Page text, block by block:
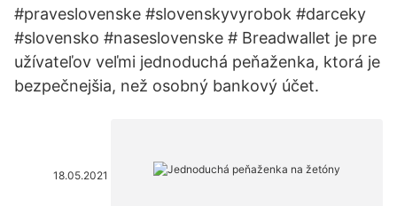
#praveslovenske #slovenskyvyrobok #darceky
#slovensko #naseslovenske # Breadwallet je pre
užívateľov veľmi jednoduchá peňaženka, ktorá je
bezpečnejšia, než osobný bankový účet.
18.05.2021